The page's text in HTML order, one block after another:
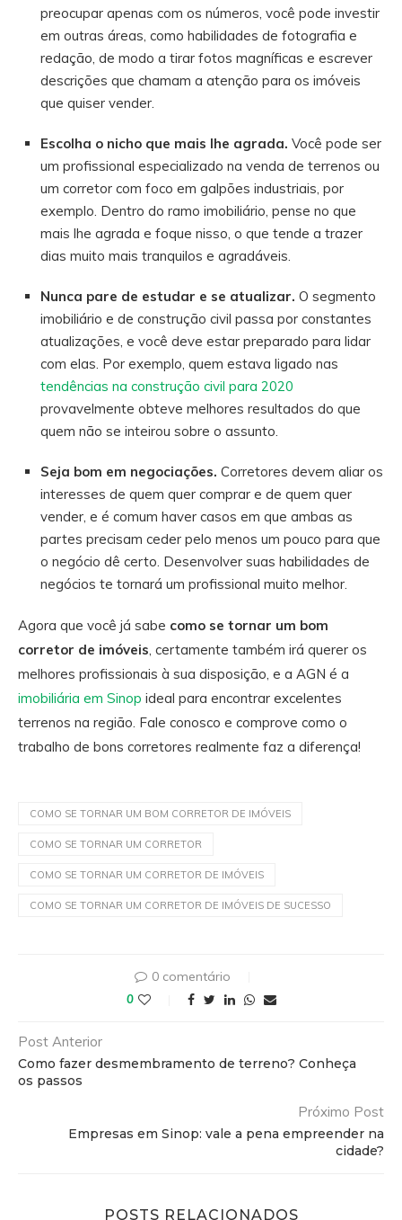
preocupar apenas com os números, você pode investir
em outras áreas, como habilidades de fotografia e
redação, de modo a tirar fotos magníficas e escrever
descrições que chamam a atenção para os imóveis
que quiser vender.
Escolha o nicho que mais lhe agrada. Você pode ser
um profissional especializado na venda de terrenos ou
um corretor com foco em galpões industriais, por
exemplo. Dentro do ramo imobiliário, pense no que
mais lhe agrada e foque nisso, o que tende a trazer
dias muito mais tranquilos e agradáveis.
Nunca pare de estudar e se atualizar. O segmento
imobiliário e de construção civil passa por constantes
atualizações, e você deve estar preparado para lidar
com elas. Por exemplo, quem estava ligado nas
tendências na construção civil para 2020
provavelmente obteve melhores resultados do que
quem não se inteirou sobre o assunto.
Seja bom em negociações. Corretores devem aliar os
interesses de quem quer comprar e de quem quer
vender, e é comum haver casos em que ambas as
partes precisam ceder pelo menos um pouco para que
o negócio dê certo. Desenvolver suas habilidades de
negócios te tornará um profissional muito melhor.
Agora que você já sabe como se tornar um bom
corretor de imóveis , certamente também irá querer os
melhores profissionais à sua disposição, e a AGN é a
imobiliária em Sinop ideal para encontrar excelentes
terrenos na região. Fale conosco e comprove como o
trabalho de bons corretores realmente faz a diferença!
COMO SE TORNAR UM BOM CORRETOR DE IMÓVEIS
COMO SE TORNAR UM CORRETOR
COMO SE TORNAR UM CORRETOR DE IMÓVEIS
COMO SE TORNAR UM CORRETOR DE IMÓVEIS DE SUCESSO
0 comentário
0
Post Anterior
Como fazer desmembramento de terreno? Conheça
os passos
Próximo Post
Empresas em Sinop: vale a pena empreender na
cidade?
POSTS RELACIONADOS